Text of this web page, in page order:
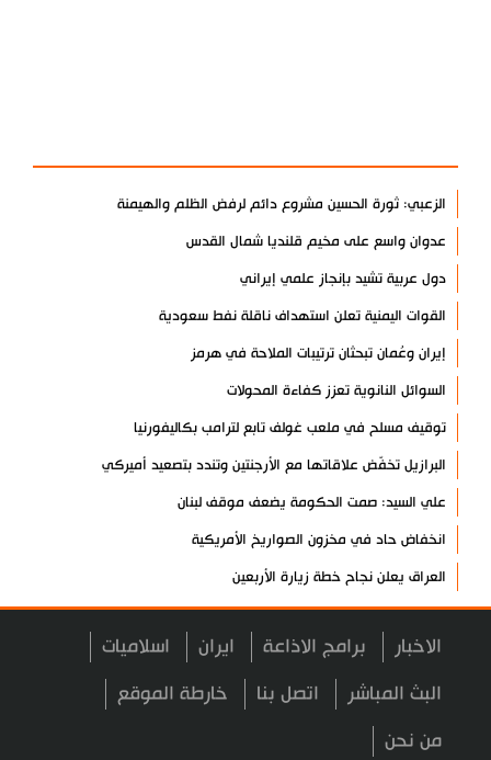
الزعبي: ثورة الحسين مشروع دائم لرفض الظلم والهيمنة
عدوان واسع على مخيم قلنديا شمال القدس
دول عربية تشيد بإنجاز علمي إيراني
القوات اليمنية تعلن استهداف ناقلة نفط سعودية
إيران وعُمان تبحثان ترتيبات الملاحة في هرمز
السوائل النانوية تعزز كفاءة المحولات
توقيف مسلح في ملعب غولف تابع لترامب بكاليفورنيا
البرازيل تخفّض علاقاتها مع الأرجنتين وتندد بتصعيد أميركي
علي السيد: صمت الحكومة يضعف موقف لبنان
انخفاض حاد في مخزون الصواريخ الأمريكية
العراق يعلن نجاح خطة زيارة الأربعين
رضائي: إيران جاهزة للدفاع عن سيادتها
رئيس بلدية طهران يلتقي مع متولي العتبة الحسينية ومحافظ كربلاء
تقرير مصور.. مراسم عزاء الأربعين بجوار مكان استشهاد الإمام
فريق طبي إيراني ينقذ حياة طفل عراقي بأعجوبة+ فيديو
الاخبار برامج الاذاعة ايران اسلاميات
البث المباشر اتصل بنا خارطة الموقع
من نحن